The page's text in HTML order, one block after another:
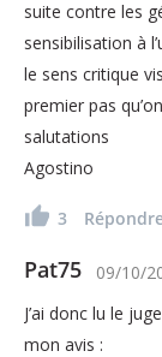
suite contre les
sensibilisation à
le sens critique
premier pas
salutations
Agostino
3
Pat75 09/10/
J’ai donc lu le
mon avis :